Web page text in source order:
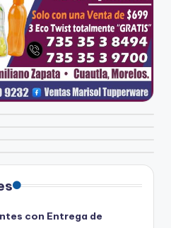
con Entrega de